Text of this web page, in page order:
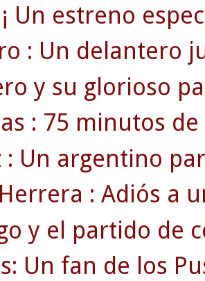
¡ Un estreno
: Un delantero
y su glorioso
: 75 minutos
: Un argentino
: Adiós a
y el partido de
Un fan de los